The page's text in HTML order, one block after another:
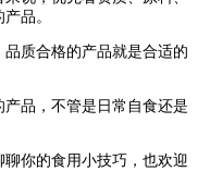
品。
质合格的产品就是合适的
品，不管是日常自食还是
你的食用小技巧，也欢迎